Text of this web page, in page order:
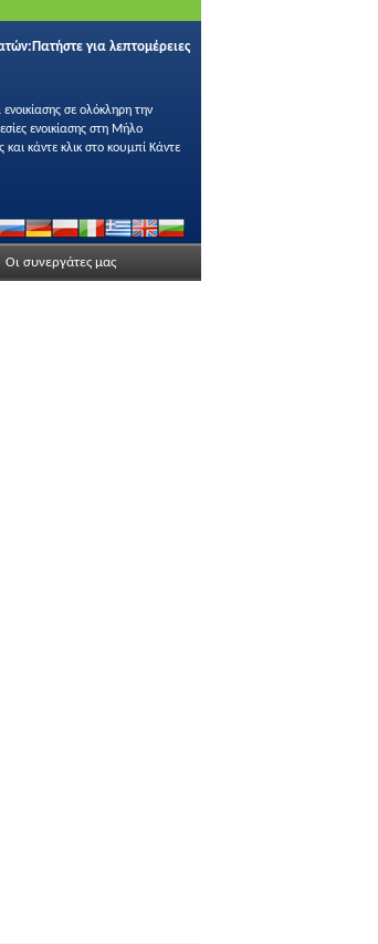
Πατήστε για λεπτομέρειες
σε ολόκληρη την
ενοικίασης στη Μήλο
κάντε κλικ στο κουμπί Κάντε
Οι συνεργάτες μας